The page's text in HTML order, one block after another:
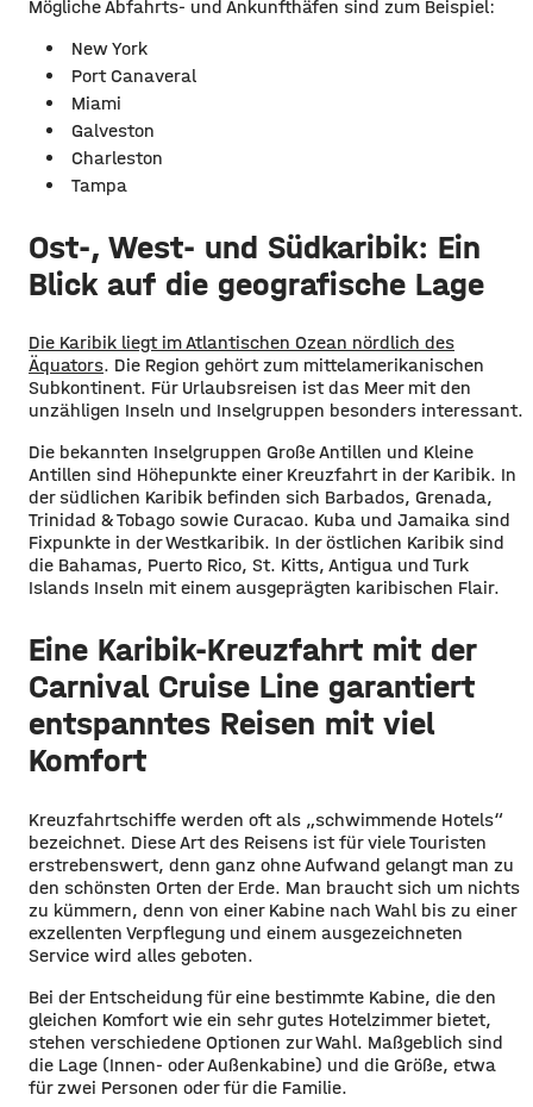
Mögliche Abfahrts- und Ankunfthäfen sind zum Beispiel:
New York
Port Canaveral
Miami
Galveston
Charleston
Tampa
Ost-, West- und Südkaribik: Ein
Blick auf die geografische Lage
Die Karibik liegt im Atlantischen Ozean nördlich des
Äquators. Die Region gehört zum mittelamerikanischen
Subkontinent. Für Urlaubsreisen ist das Meer mit den
unzähligen Inseln und Inselgruppen besonders interessant.
Die bekannten Inselgruppen Große Antillen und Kleine
Antillen sind Höhepunkte einer Kreuzfahrt in der Karibik. In
der südlichen Karibik befinden sich Barbados, Grenada,
Trinidad & Tobago sowie Curacao. Kuba und Jamaika sind
Fixpunkte in der Westkaribik. In der östlichen Karibik sind
die Bahamas, Puerto Rico, St. Kitts, Antigua und Turk
Islands Inseln mit einem ausgeprägten karibischen Flair.
Eine Karibik-Kreuzfahrt mit der
Carnival Cruise Line garantiert
entspanntes Reisen mit viel
Komfort
Kreuzfahrtschiffe werden oft als „schwimmende Hotels“
bezeichnet. Diese Art des Reisens ist für viele Touristen
erstrebenswert, denn ganz ohne Aufwand gelangt man zu
den schönsten Orten der Erde. Man braucht sich um nichts
zu kümmern, denn von einer Kabine nach Wahl bis zu einer
exzellenten Verpflegung und einem ausgezeichneten
Service wird alles geboten.
Bei der Entscheidung für eine bestimmte Kabine, die den
gleichen Komfort wie ein sehr gutes Hotelzimmer bietet,
stehen verschiedene Optionen zur Wahl. Maßgeblich sind
die Lage (Innen- oder Außenkabine) und die Größe, etwa
für zwei Personen oder für die Familie.